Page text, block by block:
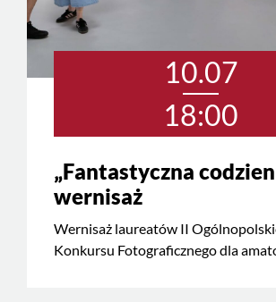
10.07
18:00
„Fantastyczna
wernisaż
Wernisaż laureatów II
Konkursu Fotograficznego dla